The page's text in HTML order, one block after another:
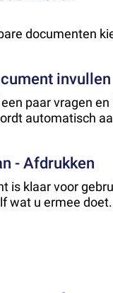
documenten
invullen
paar vragen en
automatisch
- Afdrukken
is klaar voor
wat u ermee doet.